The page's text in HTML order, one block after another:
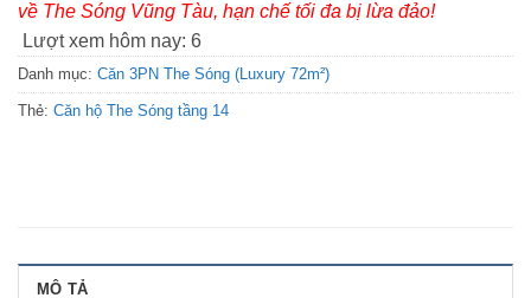
về The Sóng Vũng Tàu, hạn chế tối đa bị lừa đảo!
Lượt xem hôm nay: 6
Danh mục: Căn 3PN The Sóng (Luxury 72m²)
Thẻ: Căn hộ The Sóng tầng 14
MÔ TẢ